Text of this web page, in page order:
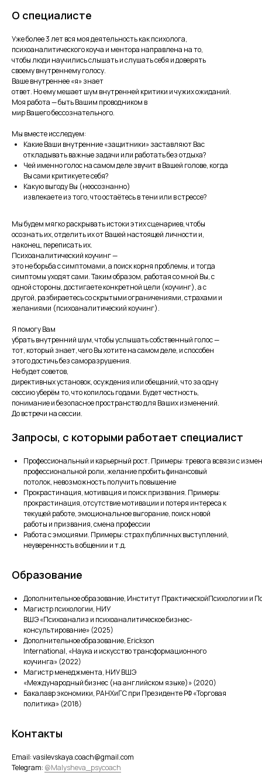
О специалисте
Уже более 3 лет вся моя деятельность как психолога,
психоаналитического коуча и ментора направлена на то,
чтобы люди научились слышать и слушать себя и доверять
своему внутреннему голосу.
Ваше внутреннее «я» знает
ответ. Но ему мешает шум внутренней критики и чужих ожиданий.
Моя работа — быть Вашим проводником в
мир Вашего бессознательного.
Мы вместе исследуем:
Какие Ваши внутренние «защитники» заставляют Вас
откладывать важные задачи или работать без отдыха?
Чей именно голос на самом деле звучит в Вашей голове, когда
Вы сами критикуете себя?
Какую выгоду Вы (неосознанно)
извлекаете из того, что остаётесь в тени или в стрессе?
Мы будем мягко раскрывать истоки этих сценариев, чтобы
осознать их, отделить их от Вашей настоящей личности и,
наконец, переписать их.
Психоаналитический коучинг —
это не борьба с симптомами, а поиск корня проблемы, и тогда
симптомы уходят сами. Таким образом, работая со мной Вы, с
одной стороны, достигаете конкретной цели (коучинг), а с
другой, разбираетесь со скрытыми ограничениями, страхами и
желаниями (психоаналитический коучинг).
Я помогу Вам
убрать внутренний шум, чтобы услышать собственный голос —
тот, который знает, чего Вы хотите на самом деле, и способен
этого достичь без саморазрушения.
Не будет советов,
директивных установок, осуждения или обещаний, что за одну
сессию уберём то, что копилось годами. Будет честность,
понимание и безопасное пространство для Ваших изменений.
До встречи на сессии.
Запросы, с которыми работает специалист
Профессиональный и карьерный рост. Примеры: тревога всвязи с
профессиональной роли, желание пробить финансовый
потолок, невозможность получить повышение
Прокрастинация, мотивация и поиск призвания. Примеры:
прокрастинация, отсутствие мотивации и потеря интереса к
текущей работе, эмоциональное выгорание, поиск новой
работы и призвания, смена профессии
Работа с эмоциями. Примеры: страх публичных выступлений,
неуверенность в общении и т.д.
Образование
Дополнительное образование, Институт ПрактическойПсихологии и
Магистр психологии, НИУ
ВШЭ «Психоанализ и психоаналитическое бизнес-
консультирование» (2025)
Дополнительное образование, Erickson
International, «Наука и искусство трансформационного
коучинга» (2022)
Магистр менеджмента, НИУ ВШЭ
«Международный бизнес (на английском языке)» (2020)
Бакалавр экономики, РАНХиГС при Президенте РФ «Торговая
политика» (2018)
Контакты
Email: vasilevskaya.coach@gmail.com
Telegram: @Malysheva_psycoach